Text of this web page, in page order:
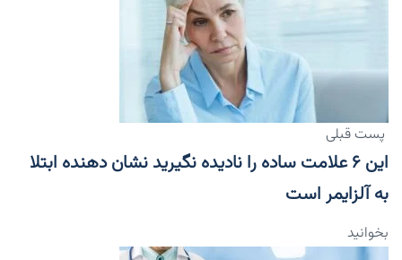
پست قبلی
این ۶ علامت ساده را نادیده نگیرید نشان دهنده ابتلا
به آلزایمر است
بخوانید